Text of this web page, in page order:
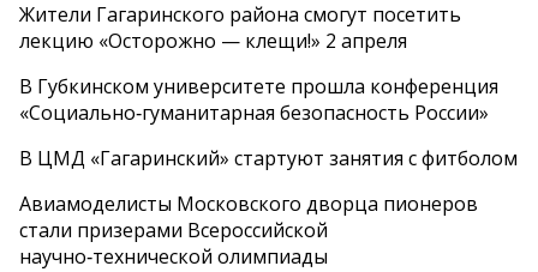
Жители Гагаринского района смогут посетить
лекцию «Осторожно — клещи!» 2 апреля
В Губкинском университете прошла конференция
«Социально‑гуманитарная безопасность России»
В ЦМД «Гагаринский» стартуют занятия с фитболом
Авиамоделисты Московского дворца пионеров
стали призерами Всероссийской
научно‑технической олимпиады